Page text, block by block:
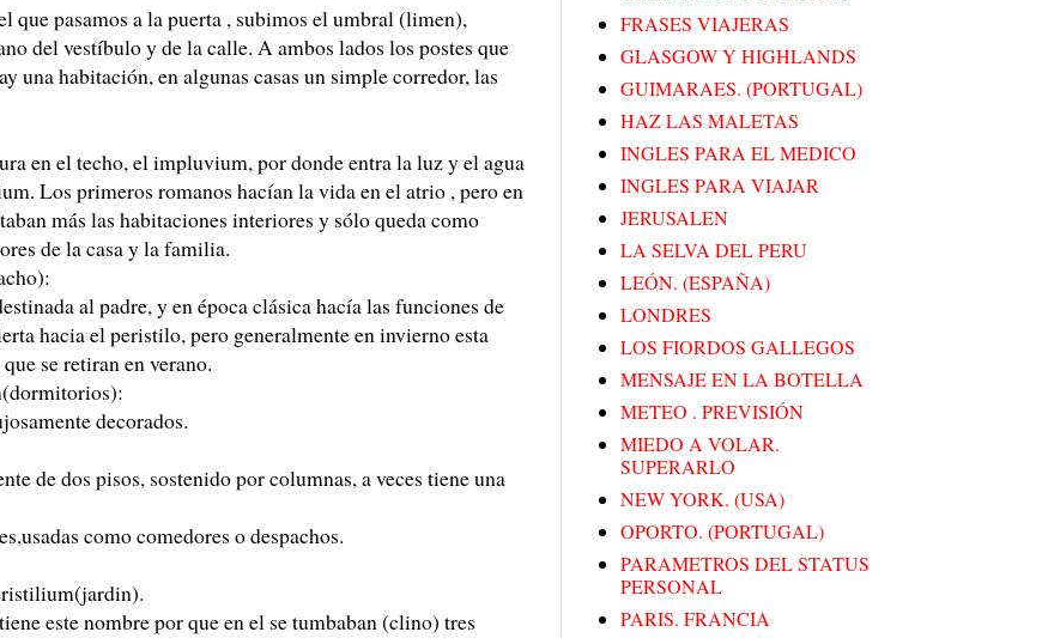
que pasamos a la puerta , subimos el umbral (limen),
del vestíbulo y de la calle. A ambos lados los postes que
una habitación, en algunas casas un simple corredor, las
en el techo, el impluvium, por donde entra la luz y el agua
Los primeros romanos hacían la vida en el atrio , pero en
más las habitaciones interiores y sólo queda como
de la casa y la familia.
al padre, y en época clásica hacía las funciones de
hacia el peristilo, pero generalmente en invierno esta
se retiran en verano.
decorados.
de dos pisos, sostenido por columnas, a veces tiene una
como comedores o despachos.
este nombre por que en el se tumbaban (clino) tres
FRASES VIAJERAS
GLASGOW Y HIGHLANDS
GUIMARAES. (PORTUGAL)
HAZ LAS MALETAS
INGLES PARA EL MEDICO
INGLES PARA VIAJAR
JERUSALEN
LA SELVA DEL PERU
LEÓN. (ESPAÑA)
LONDRES
LOS FIORDOS GALLEGOS
MENSAJE EN LA BOTELLA
METEO . PREVISIÓN
MIEDO A VOLAR.
SUPERARLO
NEW YORK. (USA)
OPORTO. (PORTUGAL)
PARAMETROS DEL STATUS
PERSONAL
PARIS. FRANCIA